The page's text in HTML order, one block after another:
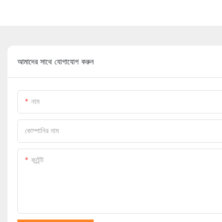
আমাদের সাথে যোগাযোগ করুন
নাম
কোম্পানির নাম
কন্টেন্ট